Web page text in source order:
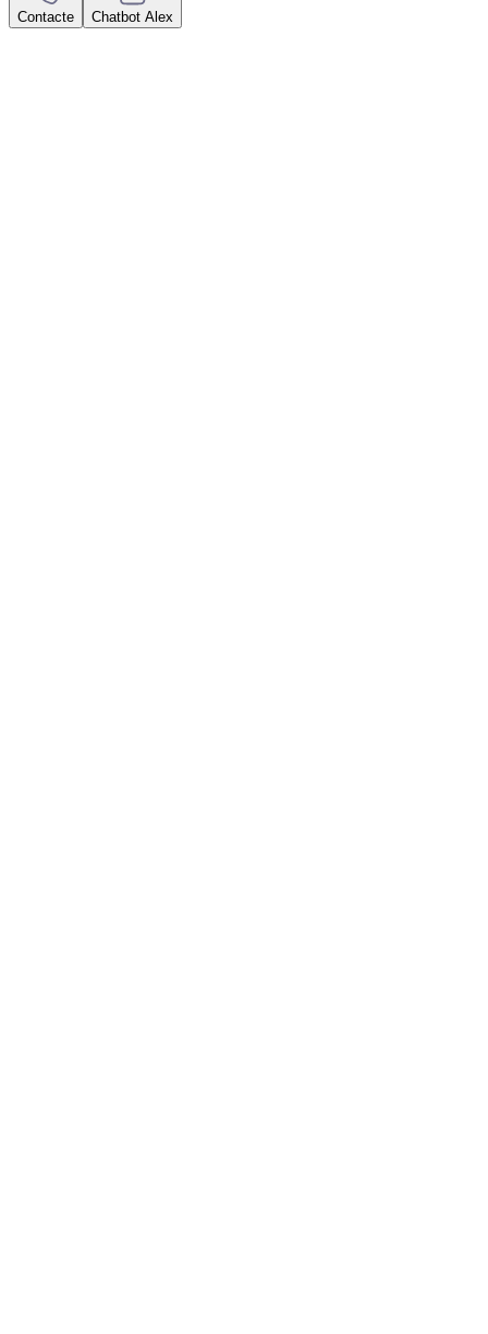
Contacte Chatbot Alex